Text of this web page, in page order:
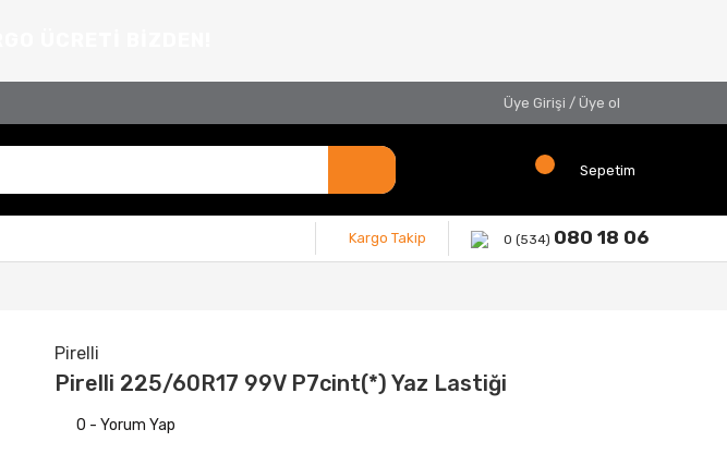
Üye Girişi / Üye ol
Sepetim
Kargo Takip 0 (534) 080 18 06
Pirelli
Pirelli 225/60R17 99V P7cint(*) Yaz Lastiği
0 - Yorum Yap